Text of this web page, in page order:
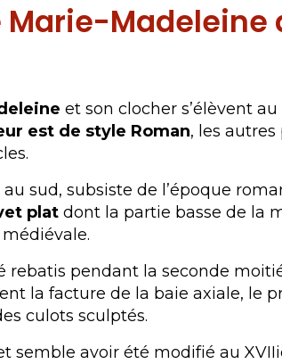
Marie-Madeleine
et son clocher s’élèvent
est de style Roman, les autres
au sud, subsiste de l’époque
plat dont la partie basse de la
rebatis pendant la seconde
la facture de la baie axiale, le
culots sculptés.
semble avoir été modifié au